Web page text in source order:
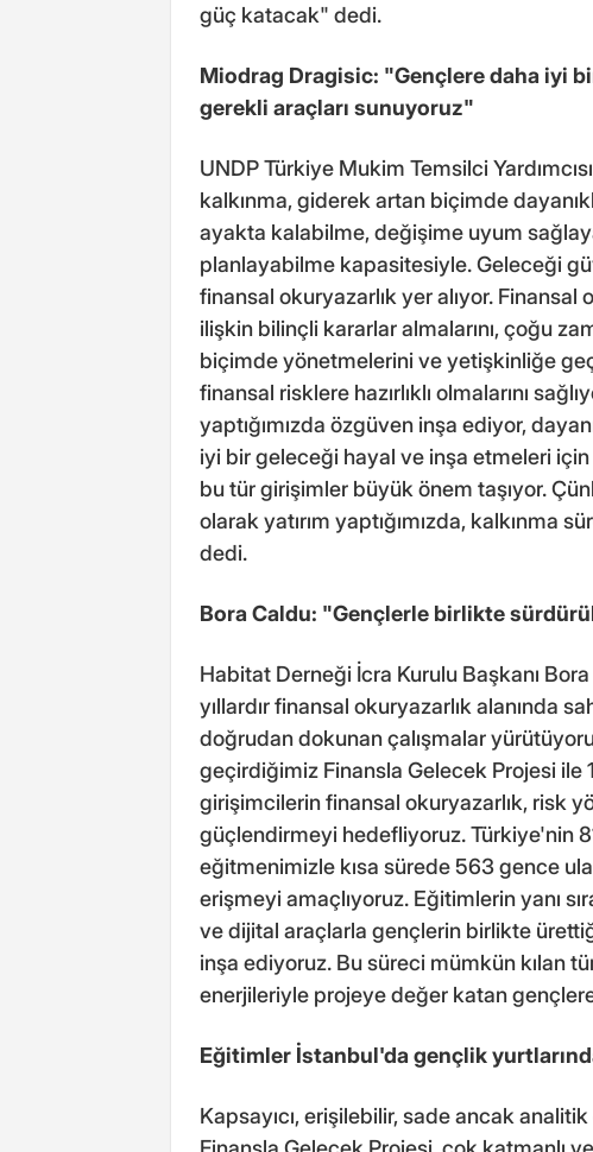
güç katacak" dedi.
Miodrag Dragisic: "Gençlere daha iyi
gerekli araçları sunuyoruz"
UNDP Türkiye Mukim Temsilci
kalkınma, giderek artan biçimde
ayakta kalabilme, değişime uyum
planlayabilme kapasitesiyle. Geleceği
finansal okuryazarlık yer alıyor.
ilişkin bilinçli kararlar almalarını, çoğu
biçimde yönetmelerini ve yetişkinliğe
finansal risklere hazırlıklı olmalarını
yaptığımızda özgüven inşa ediyor,
iyi bir geleceği hayal ve inşa etmeleri
bu tür girişimler büyük önem taşıyor.
olarak yatırım yaptığımızda, kalkınma
dedi.
Bora Caldu: "Gençlerle birlikte
Habitat Derneği İcra Kurulu Başkanı
yıllardır finansal okuryazarlık alanında
doğrudan dokunan çalışmalar
geçirdiğimiz Finansla Gelecek Projesi ile
girişimcilerin finansal okuryazarlık, risk
güçlendirmeyi hedefliyoruz. Türkiye'nin
eğitmenimizle kısa sürede 563 gence
erişmeyi amaçlıyoruz. Eğitimlerin yanı
ve dijital araçlarla gençlerin birlikte
inşa ediyoruz. Bu süreci mümkün kılan
enerjileriyle projeye değer katan
Eğitimler İstanbul'da gençlik
Kapsayıcı, erişilebilir, sade ancak